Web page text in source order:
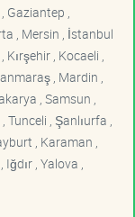
Gaziantep ,
, Mersin , İstanbul
, Kocaeli ,
, Mardin ,
, Samsun ,
, Şanlıurfa ,
, Karaman ,
, Yalova ,